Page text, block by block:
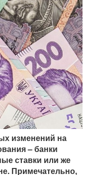
изменений на
– банки
ставки или же
Примечательно,